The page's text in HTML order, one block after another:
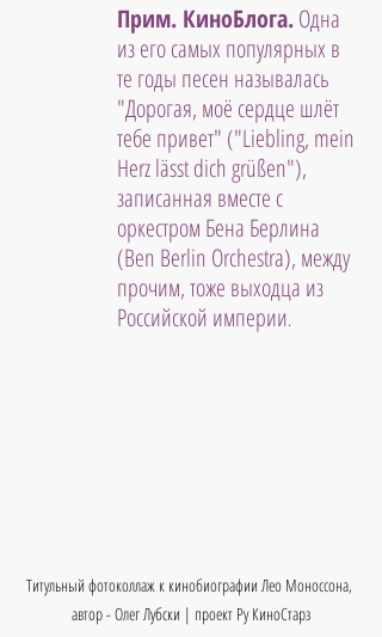
Прим. КиноБлога.Одна
из его самых популярных в
те годы песен называлась
"Дорогая, моё сердце шлёт
тебе привет" ("Liebling, mein
Herz lässt dich grüßen"),
записанная вместе с
оркестром Бена Берлина
(Ben Berlin Orchestra), между
прочим, тоже выходца из
Российской империи.
Титульный фотоколлаж к кинобиографии Лео Моноссона,
автор - Олег Лубски | проект Ру КиноСтарз